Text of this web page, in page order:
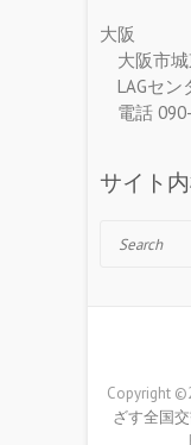
大阪
大阪市城
LAGセン
電話
サイト
Search
Copyright
ざす全国交